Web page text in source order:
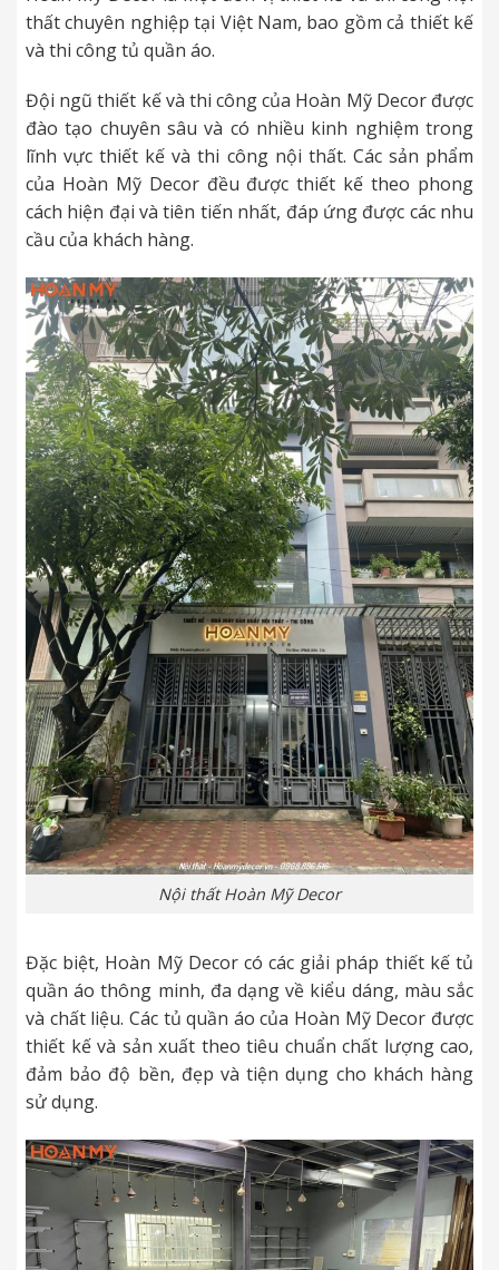
thất chuyên nghiệp tại Việt Nam, bao gồm cả thiết kế
và thi công tủ quần áo.
Đội ngũ thiết kế và thi công của Hoàn Mỹ Decor được
đào tạo chuyên sâu và có nhiều kinh nghiệm trong
lĩnh vực thiết kế và thi công nội thất. Các sản phẩm
của Hoàn Mỹ Decor đều được thiết kế theo phong
cách hiện đại và tiên tiến nhất, đáp ứng được các nhu
cầu của khách hàng.
Nội thất Hoàn Mỹ Decor
Đặc biệt, Hoàn Mỹ Decor có các giải pháp thiết kế tủ
quần áo thông minh, đa dạng về kiểu dáng, màu sắc
và chất liệu. Các tủ quần áo của Hoàn Mỹ Decor được
thiết kế và sản xuất theo tiêu chuẩn chất lượng cao,
đảm bảo độ bền, đẹp và tiện dụng cho khách hàng
sử dụng.